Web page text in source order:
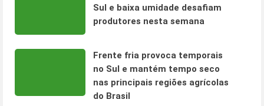
Sul e baixa umidade desafiam
produtores nesta semana
Frente fria provoca temporais
no Sul e mantém tempo seco
nas principais regiões agrícolas
do Brasil